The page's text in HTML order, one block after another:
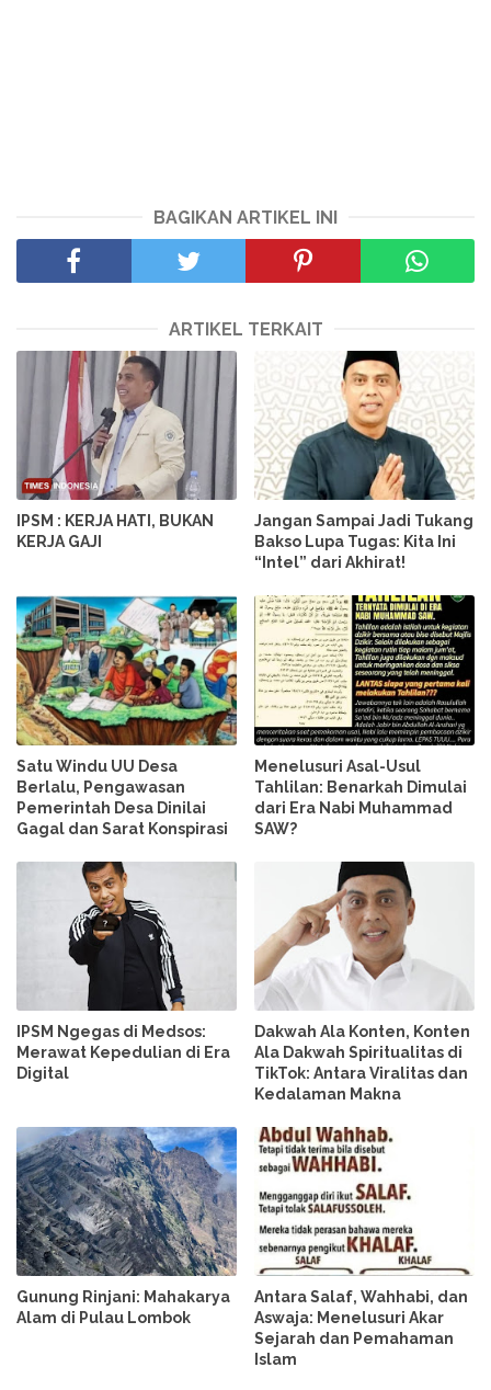
BAGIKAN ARTIKEL INI
ARTIKEL TERKAIT
IPSM : KERJA HATI, BUKAN
KERJA GAJI
Jangan Sampai Jadi Tukang
Bakso Lupa Tugas: Kita Ini
“Intel” dari Akhirat!
Satu Windu UU Desa
Berlalu, Pengawasan
Pemerintah Desa Dinilai
Gagal dan Sarat Konspirasi
Menelusuri Asal-Usul
Tahlilan: Benarkah Dimulai
dari Era Nabi Muhammad
SAW?
IPSM Ngegas di Medsos:
Merawat Kepedulian di Era
Digital
Dakwah Ala Konten, Konten
Ala Dakwah Spiritualitas di
TikTok: Antara Viralitas dan
Kedalaman Makna
Gunung Rinjani: Mahakarya
Alam di Pulau Lombok
Antara Salaf, Wahhabi, dan
Aswaja: Menelusuri Akar
Sejarah dan Pemahaman
Islam